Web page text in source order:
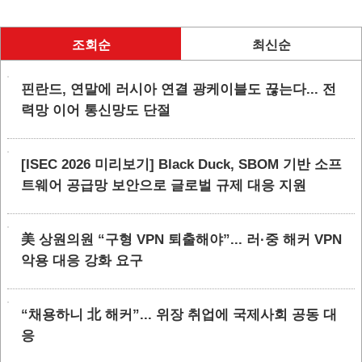
조회순 최신순
핀란드, 연말에 러시아 연결 광케이블도 끊는다... 전
력망 이어 통신망도 단절
[ISEC 2026 미리보기] Black Duck, SBOM 기반 소프
트웨어 공급망 보안으로 글로벌 규제 대응 지원
美 상원의원 “구형 VPN 퇴출해야”... 러·중 해커 VPN
악용 대응 강화 요구
“채용하니 北 해커”... 위장 취업에 국제사회 공동 대
응